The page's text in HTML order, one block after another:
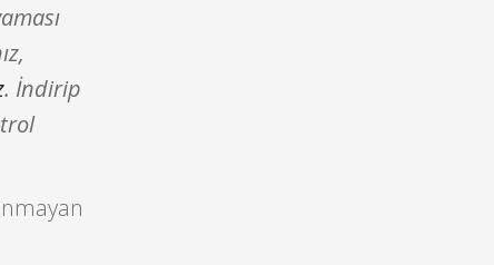
. İndirip